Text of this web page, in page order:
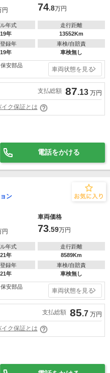
円 74.8万円
年式
年
走行距離
13552Km
録年
年
車検/自賠責
車検無し
安部品
車両状態を見る
支払総額 87.13 万円
ク保証とは
電話をかける
ン
車両価格
円 73.59万円
年式
年
走行距離
8589Km
録年
年
車検/自賠責
車検無し
安部品
車両状態を見る
支払総額 85.7 万円
ク保証とは